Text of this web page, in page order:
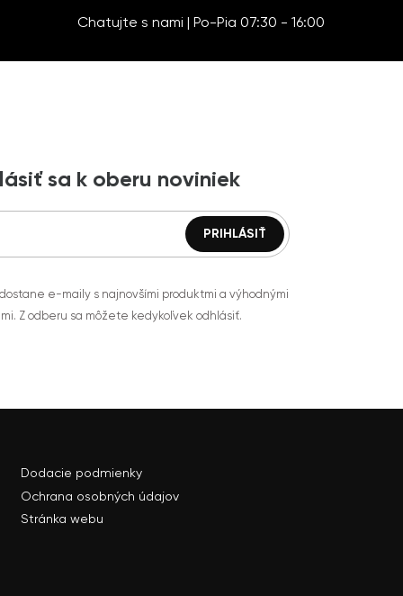
Chatujte s nami | Po-Pia 07:30 - 16:00
sa k oberu noviniek
e-maily s najnovšími produktmi a výhodnými
Z odberu sa môžete kedykoľvek odhlásiť.
Dodacie podmienky
Ochrana osobných údajov
Stránka webu